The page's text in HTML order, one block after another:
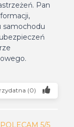
Pan
samochodu
(0)
POLECAM 5/5